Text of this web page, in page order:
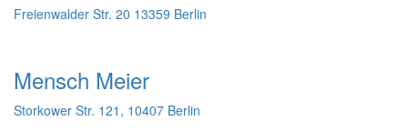
Freienwalder Str. 20 13359 Berlin
Mensch Meier
Storkower Str. 121, 10407 Berlin